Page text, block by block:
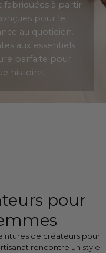
fabriquées à partir
pour le
au quotidien.
aux essentiels
parfaite pour
histoire.
pour
de créateurs pour
rencontre un style